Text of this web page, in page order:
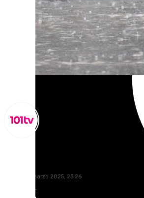
sábado, 8 marzo 2025, 23:26
Compartir: